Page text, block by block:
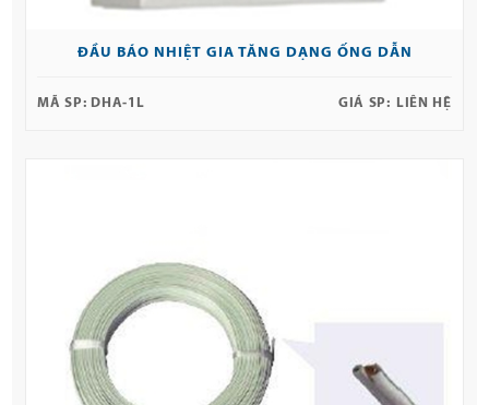
ĐẦU BÁO NHIỆT GIA TĂNG DẠNG ỐNG DẪN
MÃ SP: DHA-1L GIÁ SP: LIÊN HỆ